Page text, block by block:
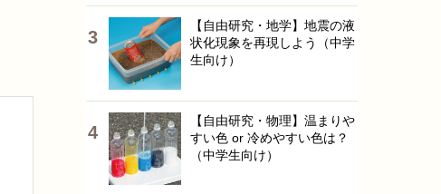
【自由研究・地学】地震の液
状化現象を再現しよう（中学
生向け）
【自由研究・物理】温まりや
すい色 or 冷めやすい色は？
（中学生向け）